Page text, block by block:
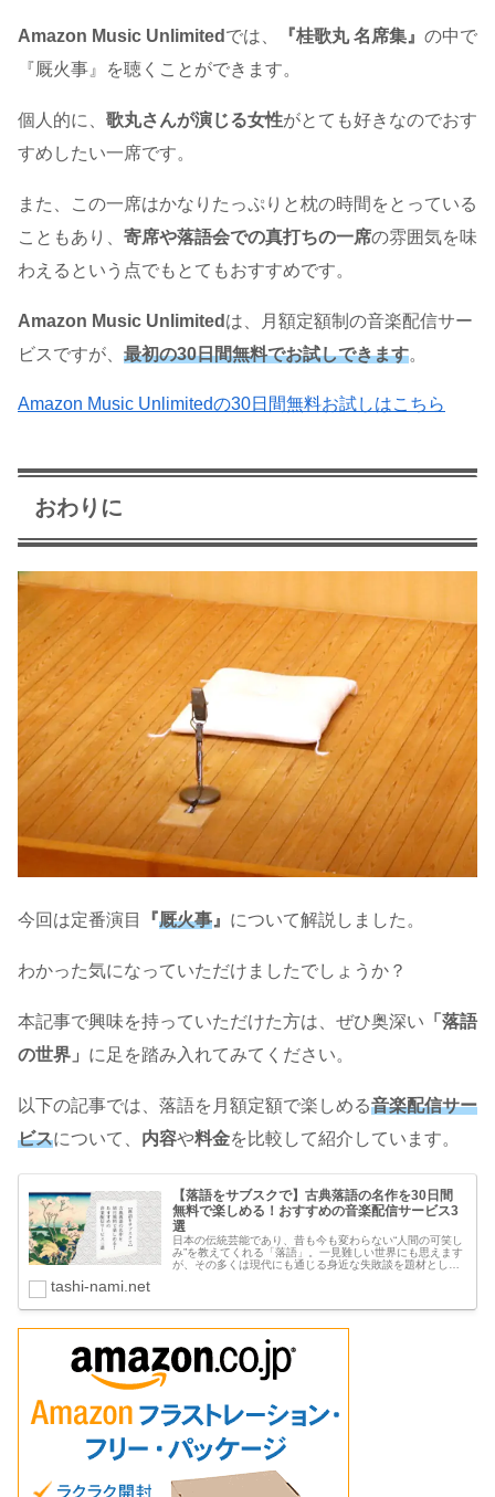
Amazon Music Unlimited では、 『桂歌丸 名席集 』 の中で
『厩火事』を聴くことができます。
個人的に、 歌丸さんが演じる女性がとても好きなのでおす
すめしたい一席です。
また、この一席はかなりたっぷりと枕の時間をとっている
こともあり、 寄席や落語会での真打ちの一席の雰囲気を味
わえるという点でもとてもおすすめです。
Amazon Music Unlimited は、月額定額制の音楽配信サー
ビスですが、 最初の30日間無料でお試しできます。
Amazon Music Unlimitedの30日間無料お試しはこちら
おわりに
今回は定番演目 『厩火事 』 について解説しました。
わかった気になっていただけましたでしょうか？
本記事で興味を持っていただけた方は、ぜひ奥深い 「落語
の世界」 に足を踏み入れてみてください。
以下の記事では、落語を月額定額で楽しめる音楽配信サー
ビスについて、 内容や料金を比較して紹介しています。
【落語をサブスクで】古典落語の名作を30日間
無料で楽しめる！おすすめの音楽配信サービス3
選
日本の伝統芸能であり、昔も今も変わらない“人間の可笑し
み”を教えてくれる「落語」。一見難しい世界にも思えます
が、その多くは現代にも通じる身近な失敗談を題材として
tashi-nami.net